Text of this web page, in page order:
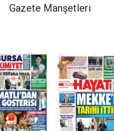
Gazete Manşetleri